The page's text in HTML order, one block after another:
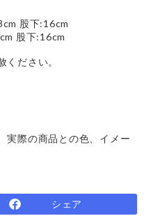
股下:16cm
股下:16cm
ださい。
実際の商品との色、イメー
シェア